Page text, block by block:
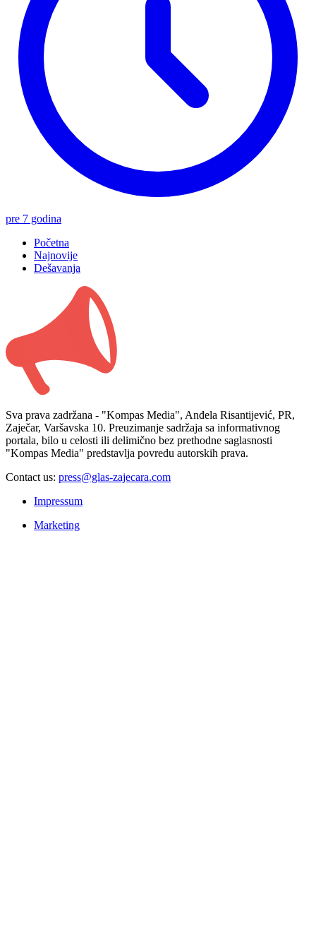
pre 7 godina
Početna
Najnovije
Dešavanja
Sva prava zadržana - "Kompas Media", Anđela Risantijević, PR,
Zaječar, Varšavska 10. Preuzimanje sadržaja sa informativnog
portala, bilo u celosti ili delimično bez prethodne saglasnosti
"Kompas Media" predstavlja povredu autorskih prava.
Contact us: press@glas-zajecara.com
Impressum
Marketing